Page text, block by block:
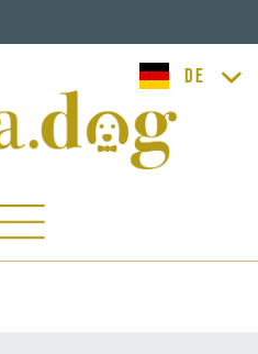
lucka.dog